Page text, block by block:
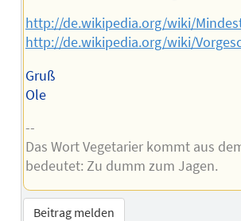
http://de.wikipedia.org/wiki/
http://de.wikipedia.org/wiki/
Gruß
Ole
--
Das Wort Vegetarier kommt aus
bedeutet: Zu dumm zum Jagen.
Beitrag melden